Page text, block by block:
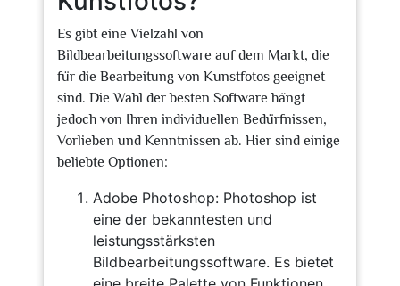
Es gibt eine Vielzahl von
Bildbearbeitungssoftware auf dem Markt, die
für die Bearbeitung von Kunstfotos geeignet
sind. Die Wahl der besten Software hängt
jedoch von Ihren individuellen Bedürfnissen,
Vorlieben und Kenntnissen ab. Hier sind einige
beliebte Optionen:
Adobe Photoshop: Photoshop ist
eine der bekanntesten und
leistungsstärksten
Bildbearbeitungssoftware. Es bietet